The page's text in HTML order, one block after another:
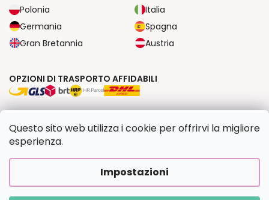
Questo sito web utilizza i cookie per offrirvi la migliore
esperienza.
Impostazioni
Polonia
Italia
Germania
Spagna
Gran Bretannia
Austria
OPZIONI DI TRASPORTO AFFIDABILI
Creato da Shoptet Premium|UpraviloFV STUDIO
Copyright 2026Dipingilo.it. Tutti i diritti riservati.